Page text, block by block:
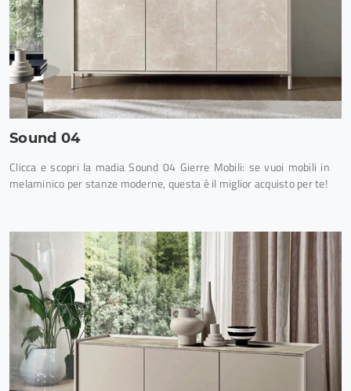
Sound 04
Clicca e scopri la madia Sound 04 Gierre Mobili: se vuoi mobili in
melaminico per stanze moderne, questa è il miglior acquisto per te!